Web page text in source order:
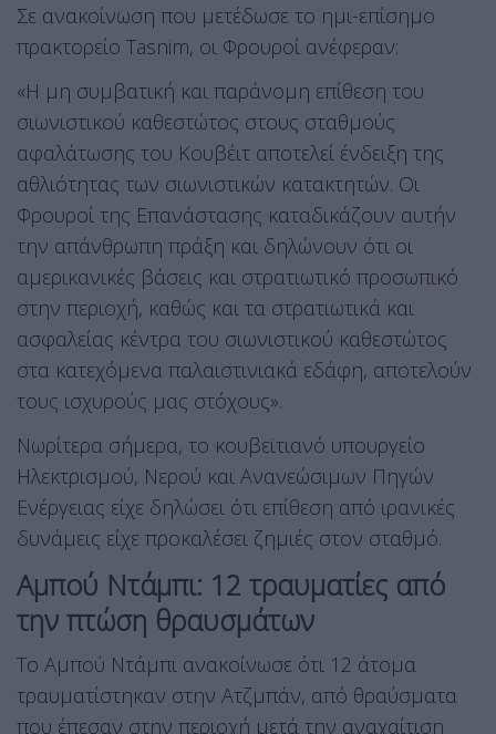
Σε ανακοίνωση που μετέδωσε το ημι-επίσημο
πρακτορείο Tasnim, οι Φρουροί ανέφεραν:
«Η μη συμβατική και παράνομη επίθεση του
σιωνιστικού καθεστώτος στους σταθμούς
αφαλάτωσης του Κουβέιτ αποτελεί ένδειξη της
αθλιότητας των σιωνιστικών κατακτητών. Οι
Φρουροί της Επανάστασης καταδικάζουν αυτήν
την απάνθρωπη πράξη και δηλώνουν ότι οι
αμερικανικές βάσεις και στρατιωτικό προσωπικό
στην περιοχή, καθώς και τα στρατιωτικά και
ασφαλείας κέντρα του σιωνιστικού καθεστώτος
στα κατεχόμενα παλαιστινιακά εδάφη, αποτελούν
τους ισχυρούς μας στόχους».
Νωρίτερα σήμερα, το κουβεϊτιανό υπουργείο
Ηλεκτρισμού, Νερού και Ανανεώσιμων Πηγών
Ενέργειας είχε δηλώσει ότι επίθεση από ιρανικές
δυνάμεις είχε προκαλέσει ζημιές στον σταθμό.
Αμπού Ντάμπι: 12 τραυματίες από
την πτώση θραυσμάτων
Το Αμπού Ντάμπι ανακοίνωσε ότι 12 άτομα
τραυματίστηκαν στην Ατζμπάν, από θραύσματα
που έπεσαν στην περιοχή μετά την αναχαίτιση